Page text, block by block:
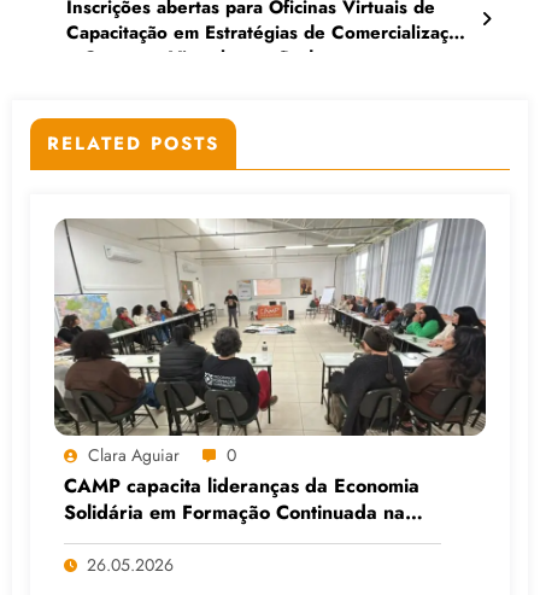
Inscrições abertas para Oficinas Virtuais de
Capacitação em Estratégias de Comercialização
e Consumo Virtual e em Rede
RELATED POSTS
Clara Aguiar 0
CAMP capacita lideranças da Economia
Solidária em Formação Continuada na
Faculdade do Assentamento do MST, em
Viamão (RS)
26.05.2026